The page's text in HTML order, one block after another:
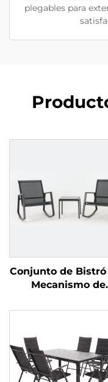
plegables para
Conjunto de Bistró
Mecanismo de